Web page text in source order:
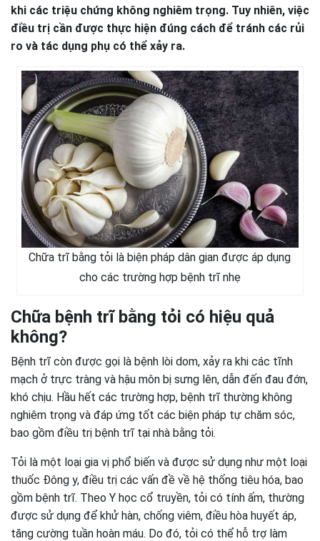
khi các triệu chứng không nghiêm trọng. Tuy nhiên, việc
điều trị cần được thực hiện đúng cách để tránh các rủi
ro và tác dụng phụ có thể xảy ra.
Chữa trĩ bằng tỏi là biện pháp dân gian được áp dụng
cho các trường hợp bệnh trĩ nhẹ
Chữa bệnh trĩ bằng tỏi có hiệu quả
không?
Bệnh trĩ còn được gọi là bệnh lòi dom, xảy ra khi các tĩnh
mạch ở trực tràng và hậu môn bị sưng lên, dẫn đến đau đớn,
khó chịu. Hầu hết các trường hợp, bệnh trĩ thường không
nghiêm trọng và đáp ứng tốt các biện pháp tự chăm sóc,
bao gồm điều trị bệnh trĩ tại nhà bằng tỏi.
Tỏi là một loại gia vị phổ biến và được sử dụng như một loại
thuốc Đông y, điều trị các vấn đề về hệ thống tiêu hóa, bao
gồm bệnh trĩ. Theo Y học cổ truyền, tỏi có tính ấm, thường
được sử dụng để khử hàn, chống viêm, điều hòa huyết áp,
tăng cường tuần hoàn máu. Do đó, tỏi có thể hỗ trợ làm